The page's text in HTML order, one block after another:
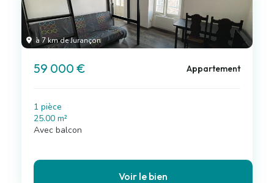
à 7 km de Jurançon
59 000 € Appartement
1 pièce
25.00 m²
Avec balcon
Voir le bien